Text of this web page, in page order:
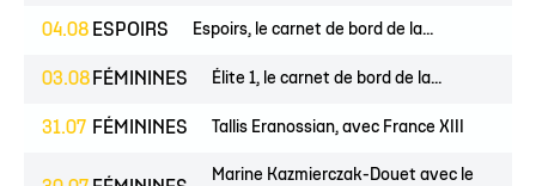
04.08 ESPOIRS Espoirs, le carnet de bord de la...
03.08 FÉMININES Élite 1, le carnet de bord de la...
31.07 FÉMININES Tallis Eranossian, avec France XIII
Marine Kazmierczak-Douet avec le